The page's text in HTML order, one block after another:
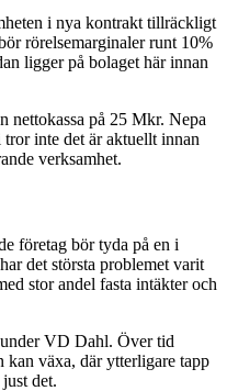
i nya kontrakt tillräckligt
rörelsemarginaler runt 10%
ligger på bolaget här innan
nettokassa på 25 Mkr. Nepa
inte det är aktuellt innan
verksamhet.
företag bör tyda på en i
det största problemet varit
stor andel fasta intäkter och
VD Dahl. Över tid
kan växa, där ytterligare tapp
det.